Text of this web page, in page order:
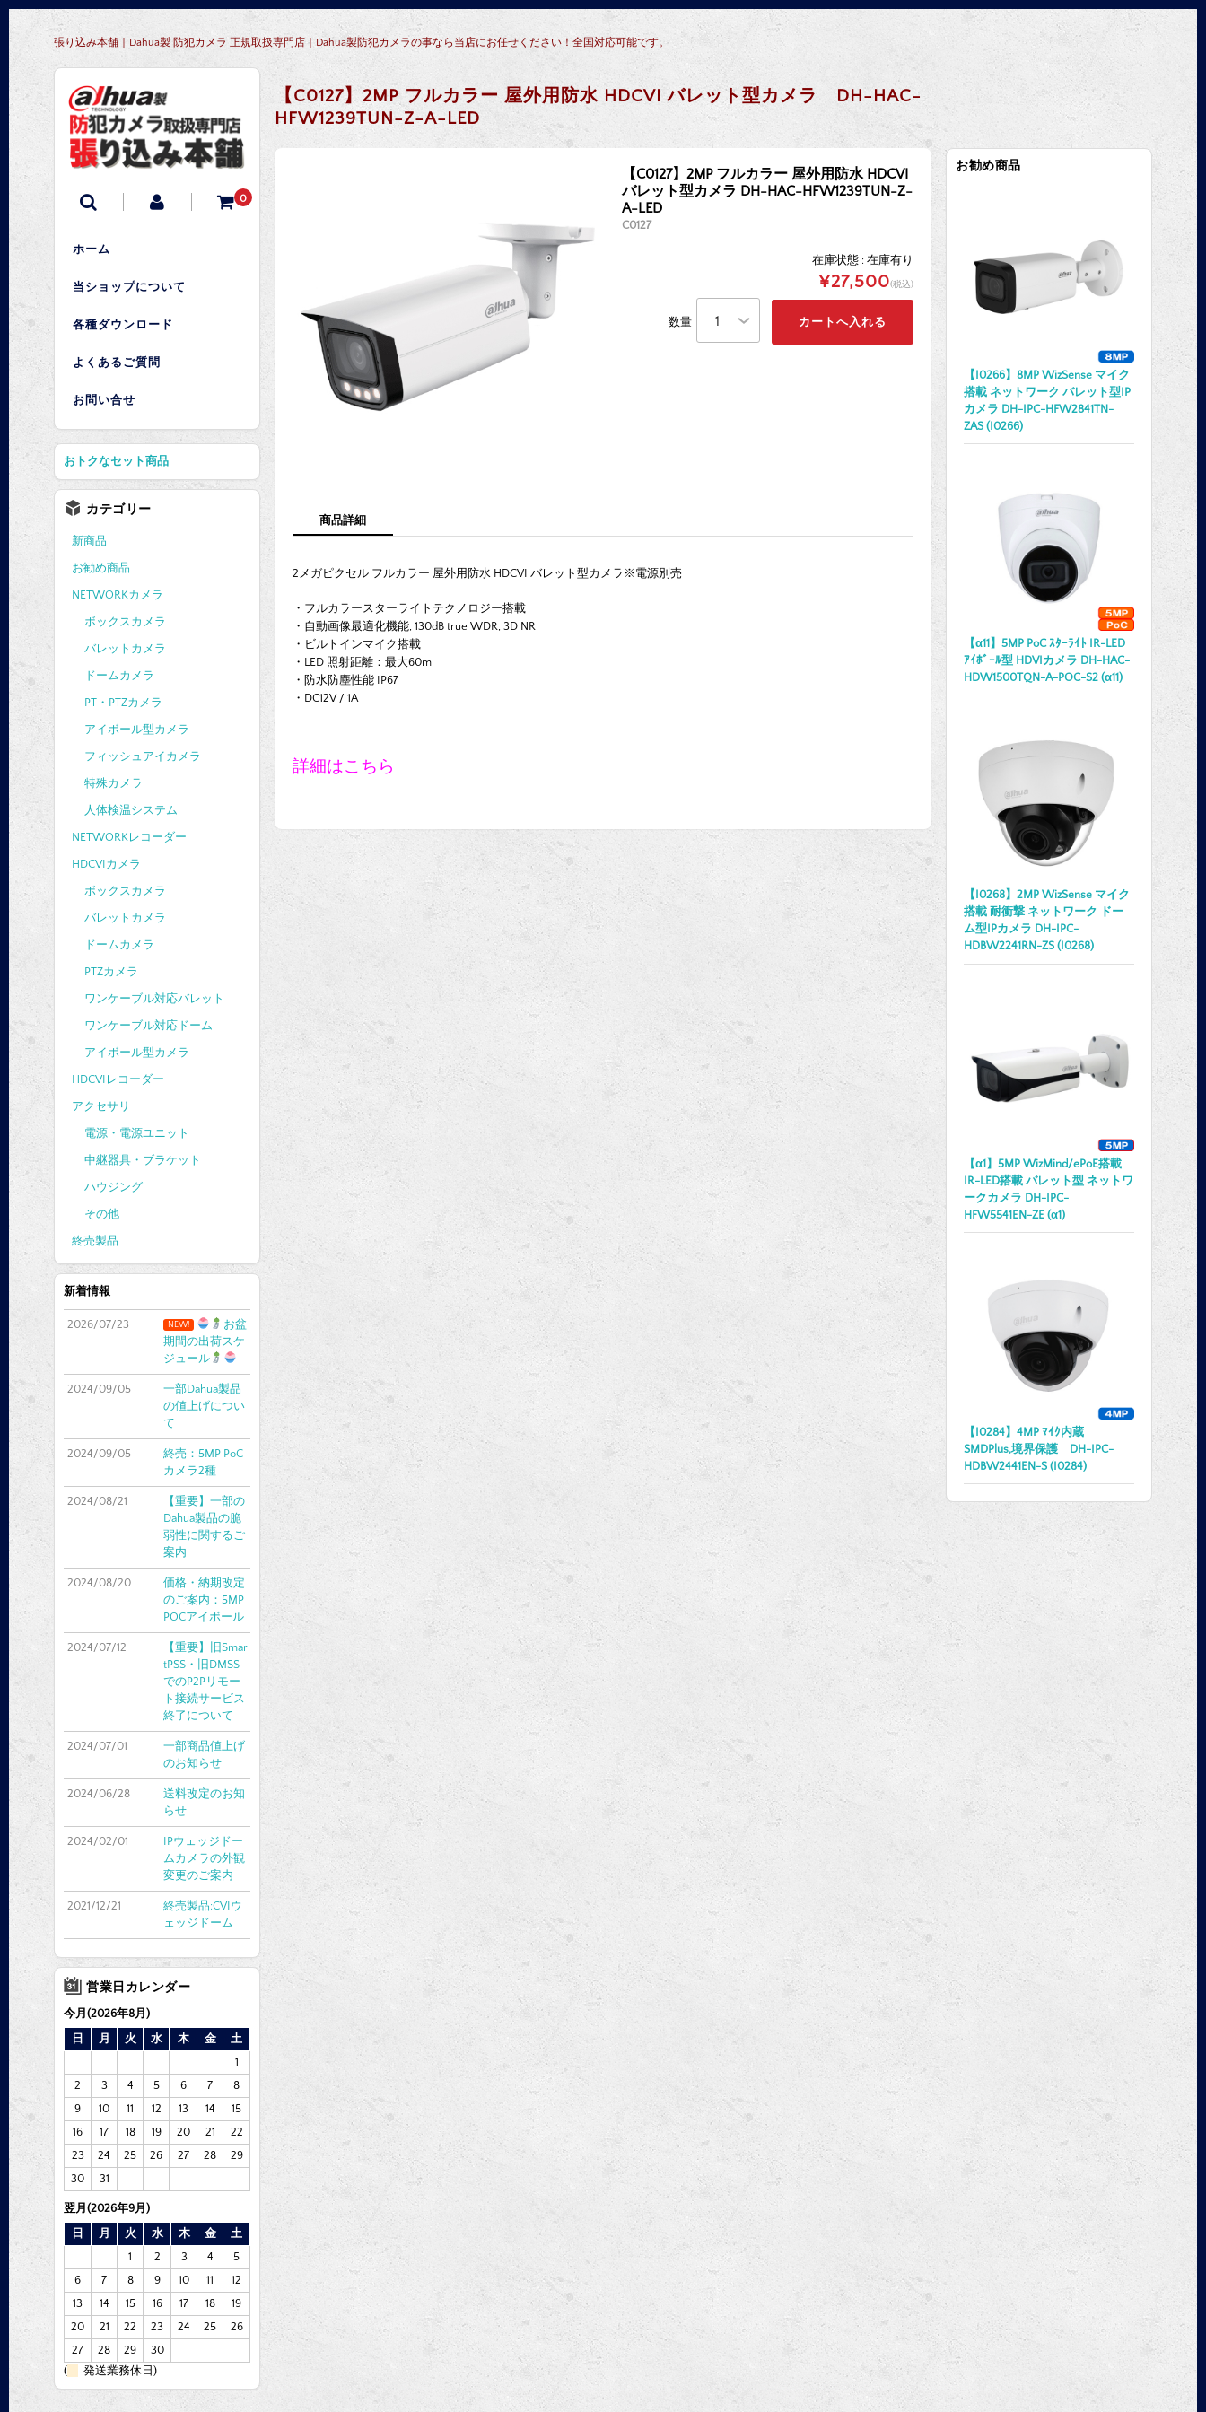
張り込み本舗｜Dahua製 防犯カメラ 正規取扱専門店｜Dahua製防犯カメラの事なら当店にお任せください！全国対応可能です。
0
ホーム
当ショップについて
各種ダウンロード
よくあるご質問
お問い合せ
【C0127】2MP フルカラー 屋外用防水 HDCVI バレット型カメラ DH-HAC-
HFW1239TUN-Z-A-LED
【C0127】2MP フルカラー 屋外用防水 HDCVI
バレット型カメラ DH-HAC-HFW1239TUN-Z-
A-LED
C0127
在庫状態 : 在庫有り
¥27,500(税込)
数量
商品詳細
2メガピクセル フルカラー 屋外用防水 HDCVI バレット型カメラ※電源別売
・フルカラースターライトテクノロジー搭載
・自動画像最適化機能, 130dB true WDR, 3D NR
・ビルトインマイク搭載
・LED 照射距離：最大60m
・防水防塵性能 IP67
・DC12V / 1A
詳細はこちら
お勧め商品
【I0266】8MP WizSense マイク
搭載 ネットワーク バレット型IP
カメラ DH-IPC-HFW2841TN-
ZAS (I0266)
【α11】5MP PoC ｽﾀｰﾗｲﾄ IR-LED
ｱｲﾎﾞｰﾙ型 HDVIカメラ DH-HAC-
HDW1500TQN-A-POC-S2 (α11)
【I0268】2MP WizSense マイク
搭載 耐衝撃 ネットワーク ドー
ム型IPカメラ DH-IPC-
HDBW2241RN-ZS (I0268)
【α1】5MP WizMind/ePoE搭載
IR-LED搭載 バレット型 ネットワ
ークカメラ DH-IPC-
HFW5541EN-ZE (α1)
【I0284】4MP ﾏｲｸ内蔵
SMDPlus,境界保護 DH-IPC-
HDBW2441EN-S (I0284)
おトクなセット商品
カテゴリー
新商品
お勧め商品
NETWORKカメラ
ボックスカメラ
バレットカメラ
ドームカメラ
PT・PTZカメラ
アイボール型カメラ
フィッシュアイカメラ
特殊カメラ
人体検温システム
NETWORKレコーダー
HDCVIカメラ
ボックスカメラ
バレットカメラ
ドームカメラ
PTZカメラ
ワンケーブル対応バレット
ワンケーブル対応ドーム
アイボール型カメラ
HDCVIレコーダー
アクセサリ
電源・電源ユニット
中継器具・ブラケット
ハウジング
その他
終売製品
新着情報
2026/07/23 NEW!
お盆
期間の出荷スケ
ジュール
2024/09/05
一部Dahua製品
の値上げについ
て
2024/09/05
終売：5MP PoC
カメラ2種
2024/08/21
【重要】一部の
Dahua製品の脆
弱性に関するご
案内
2024/08/20
価格・納期改定
のご案内：5MP
POCアイボール
2024/07/12
【重要】旧Smar
tPSS・旧DMSS
でのP2Pリモー
ト接続サービス
終了について
2024/07/01
一部商品値上げ
のお知らせ
2024/06/28
送料改定のお知
らせ
2024/02/01
IPウェッジドー
ムカメラの外観
変更のご案内
2021/12/21
終売製品:CVIウ
ェッジドーム
営業日カレンダー
今月(2026年8月)
日
月 火 水 木 金
土
1
2
3 4 5 6 7
8
9
10 11 12 13 14
15
16
17 18 19 20 21
22
23
24 25 26 27 28
29
30
31
翌月(2026年9月)
日
月 火 水 木 金
土
1
2 3 4
5
6
7 8 9 10 11
12
13
14 15 16 17 18
19
20
21 22 23 24 25
26
27
28 29
30
(
発送業務休日)